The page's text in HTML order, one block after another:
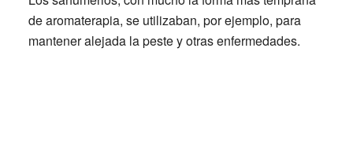
de aromaterapia, se utilizaban, por ejemplo, para
mantener alejada la peste y otras enfermedades.